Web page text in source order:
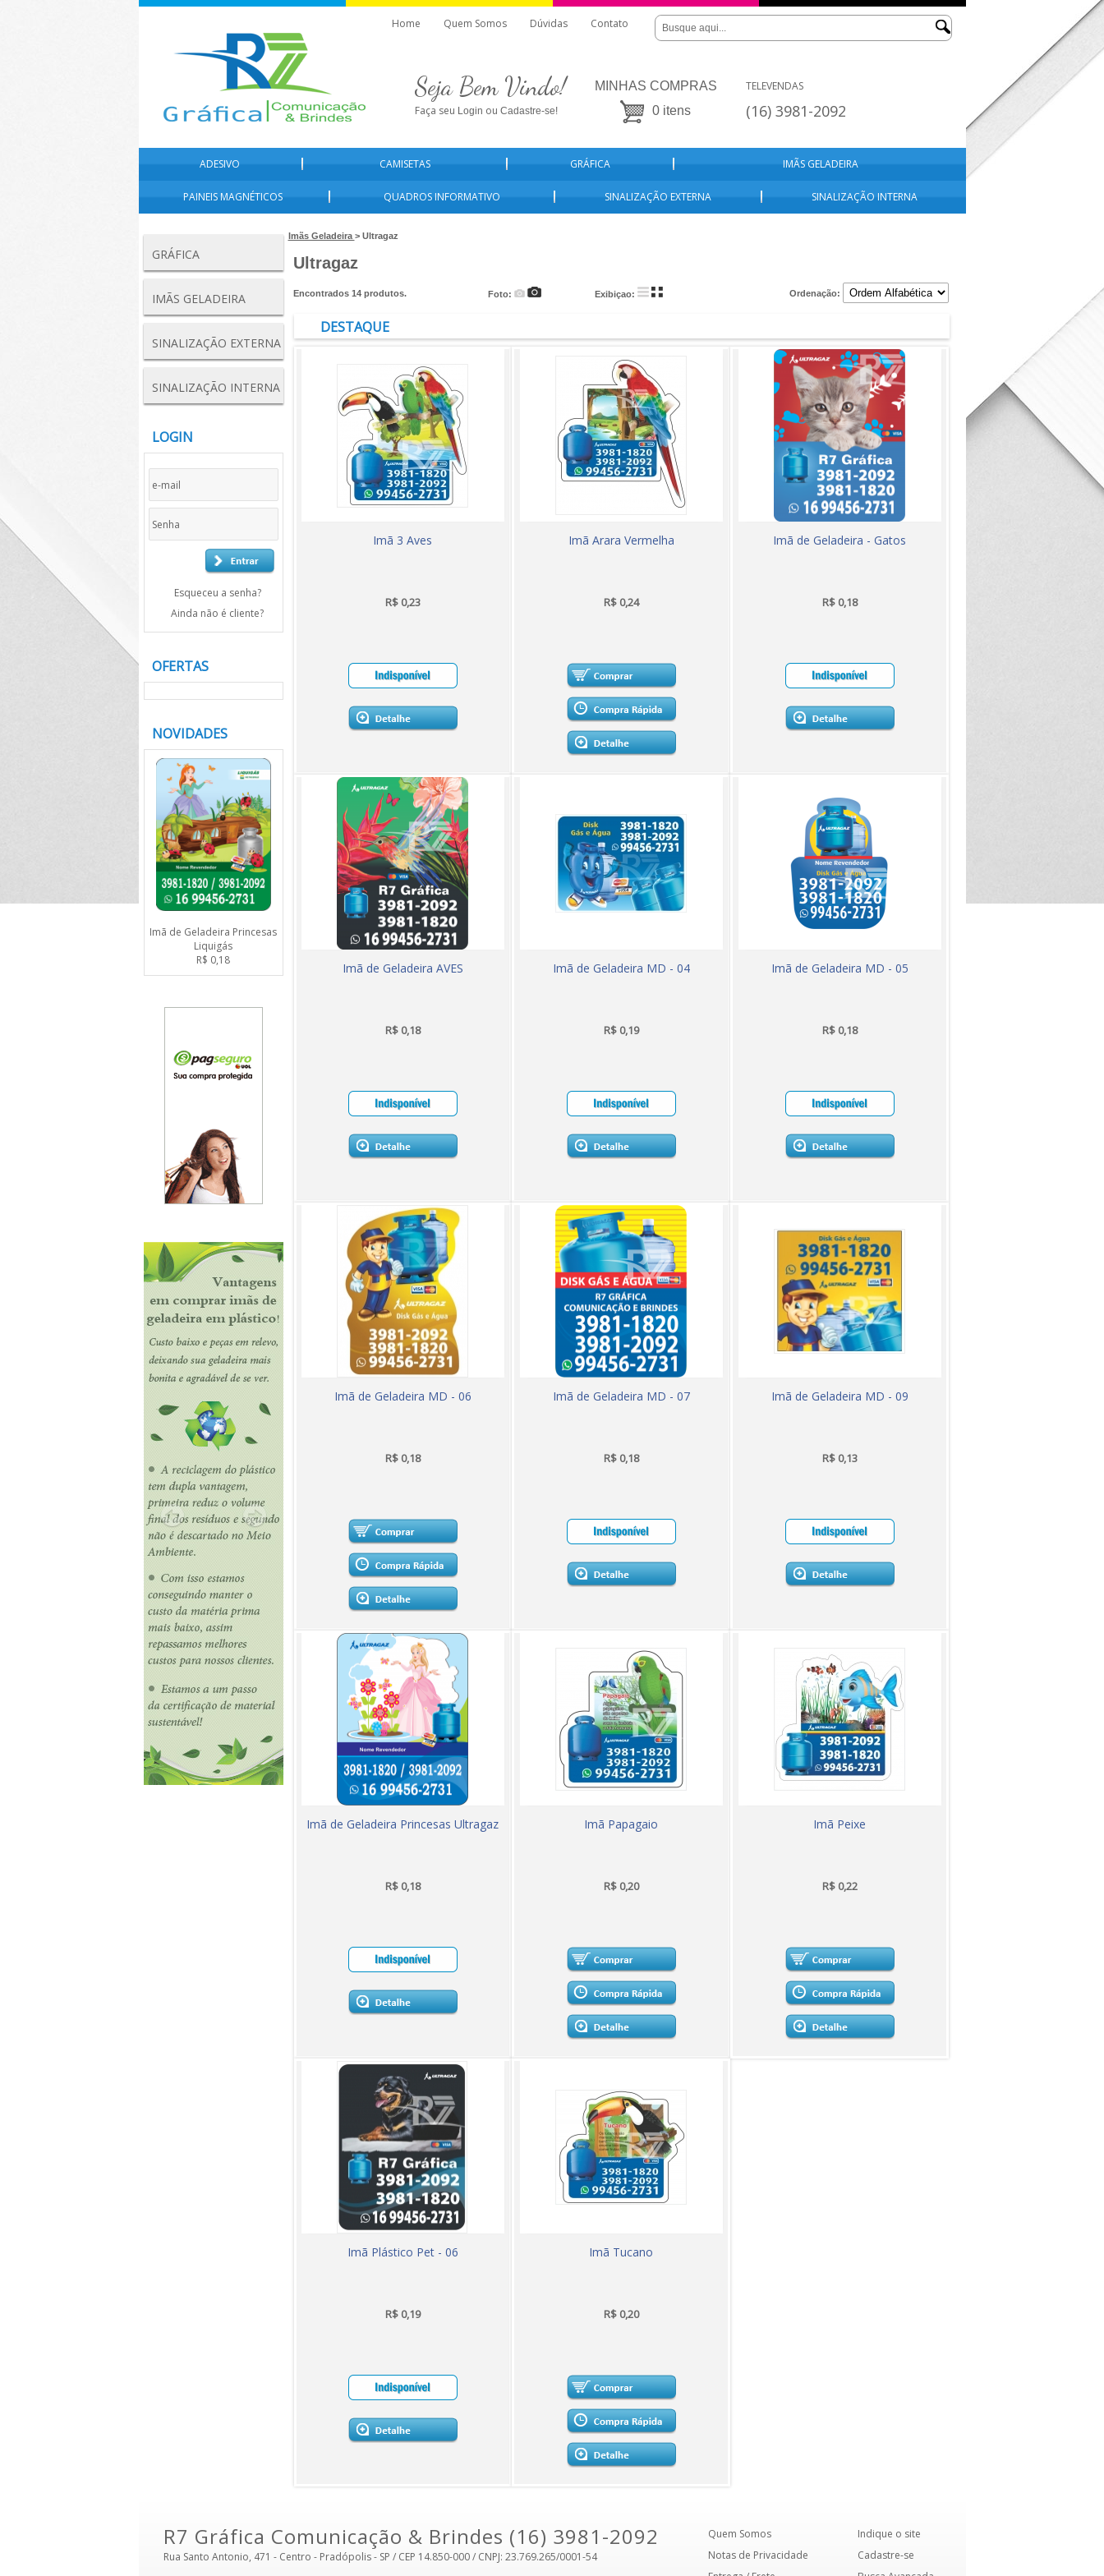
Home Quem Somos Dúvidas Contato
Seja Bem Vindo!
Faça seu Login ou Cadastre-se!
MINHAS COMPRAS
0 itens
TELEVENDAS
(16) 3981-2092
ADESIVO CAMISETAS GRÁFICA IMÃS GELADEIRA
PAINEIS MAGNÉTICOS QUADROS INFORMATIVO SINALIZAÇÃO EXTERNA SINALIZAÇÃO INTERNA
GRÁFICA
IMÃS GELADEIRA
SINALIZAÇÃO EXTERNA
SINALIZAÇÃO INTERNA
LOGIN
Esqueceu a senha?
Ainda não é cliente?
OFERTAS
NOVIDADES
Imã de Geladeira Princesas
Liquigás
R$ 0,18
Imãs Geladeira > Ultragaz
Ultragaz
Encontrados 14produtos. Foto: Exibiçao: Ordenação:
DESTAQUE
Imã 3 Aves
R$ 0,23
Imã Arara Vermelha
R$ 0,24
Imã de Geladeira - Gatos
R$ 0,18
Imã de Geladeira AVES
R$ 0,18
Imã de Geladeira MD - 04
R$ 0,19
Imã de Geladeira MD - 05
R$ 0,18
Imã de Geladeira MD - 06
R$ 0,18
Imã de Geladeira MD - 07
R$ 0,18
Imã de Geladeira MD - 09
R$ 0,13
Imã de Geladeira Princesas Ultragaz
R$ 0,18
Imã Papagaio
R$ 0,20
Imã Peixe
R$ 0,22
Imã Plástico Pet - 06
R$ 0,19
Imã Tucano
R$ 0,20
R7 Gráfica Comunicação & Brindes (16) 3981-2092
Rua Santo Antonio, 471 - Centro - Pradópolis - SP / CEP 14.850-000 / CNPJ: 23.769.265/0001-54
Quem Somos
Notas de Privacidade
Indique o site
Cadastre-se